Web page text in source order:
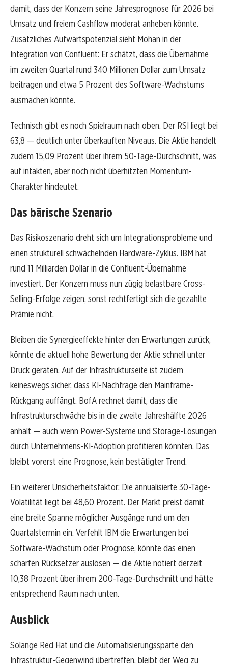
damit, dass der Konzern seine Jahresprognose für 2026 bei
Umsatz und freiem Cashflow moderat anheben könnte.
Zusätzliches Aufwärtspotenzial sieht Mohan in der
Integration von Confluent: Er schätzt, dass die Übernahme
im zweiten Quartal rund 340 Millionen Dollar zum Umsatz
beitragen und etwa 5 Prozent des Software-Wachstums
ausmachen könnte.
Technisch gibt es noch Spielraum nach oben. Der RSI liegt bei
63,8 — deutlich unter überkauften Niveaus. Die Aktie handelt
zudem 15,09 Prozent über ihrem 50-Tage-Durchschnitt, was
auf intakten, aber noch nicht überhitzten Momentum-
Charakter hindeutet.
Das bärische Szenario
Das Risikoszenario dreht sich um Integrationsprobleme und
einen strukturell schwächelnden Hardware-Zyklus. IBM hat
rund 11 Milliarden Dollar in die Confluent-Übernahme
investiert. Der Konzern muss nun zügig belastbare Cross-
Selling-Erfolge zeigen, sonst rechtfertigt sich die gezahlte
Prämie nicht.
Bleiben die Synergieeffekte hinter den Erwartungen zurück,
könnte die aktuell hohe Bewertung der Aktie schnell unter
Druck geraten. Auf der Infrastrukturseite ist zudem
keineswegs sicher, dass KI-Nachfrage den Mainframe-
Rückgang auffängt. BofA rechnet damit, dass die
Infrastrukturschwäche bis in die zweite Jahreshälfte 2026
anhält — auch wenn Power-Systeme und Storage-Lösungen
durch Unternehmens-KI-Adoption profitieren könnten. Das
bleibt vorerst eine Prognose, kein bestätigter Trend.
Ein weiterer Unsicherheitsfaktor: Die annualisierte 30-Tage-
Volatilität liegt bei 48,60 Prozent. Der Markt preist damit
eine breite Spanne möglicher Ausgänge rund um den
Quartalstermin ein. Verfehlt IBM die Erwartungen bei
Software-Wachstum oder Prognose, könnte das einen
scharfen Rücksetzer auslösen — die Aktie notiert derzeit
10,38 Prozent über ihrem 200-Tage-Durchschnitt und hätte
entsprechend Raum nach unten.
Ausblick
Solange Red Hat und die Automatisierungssparte den
Infrastruktur-Gegenwind übertreffen, bleibt der Weg zu